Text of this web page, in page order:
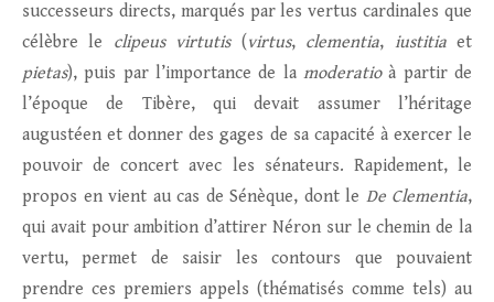
successeurs directs, marqués par les vertus cardinales que
célèbre le clipeus virtutis (virtus,clementia, iustitiaet
pietas), puis par l’importance de la moderatioà partir de
l’époque de Tibère, qui devait assumer l’héritage
augustéen et donner des gages de sa capacité à exercer le
pouvoir de concert avec les sénateurs. Rapidement, le
propos en vient au cas de Sénèque, dont le De Clementia,
qui avait pour ambition d’attirer Néron sur le chemin de la
vertu, permet de saisir les contours que pouvaient
prendre ces premiers appels (thématisés comme tels) au